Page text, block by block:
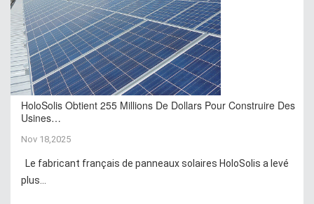
HoloSolis Obtient 255 Millions De Dollars Pour Construire Des
Usines…
Nov 18,2025
Le fabricant français de panneaux solaires HoloSolis a levé
plus...